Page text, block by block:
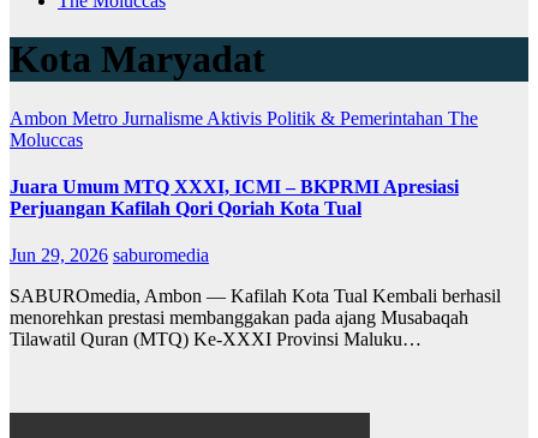
Kota Maryadat
Ambon Metro Jurnalisme Aktivis Politik & Pemerintahan The
Moluccas
Juara Umum MTQ XXXI, ICMI – BKPRMI Apresiasi
Perjuangan Kafilah Qori Qoriah Kota Tual
Jun 29, 2026 saburomedia
SABUROmedia, Ambon — Kafilah Kota Tual Kembali berhasil
menorehkan prestasi membanggakan pada ajang Musabaqah
Tilawatil Quran (MTQ) Ke-XXXI Provinsi Maluku…